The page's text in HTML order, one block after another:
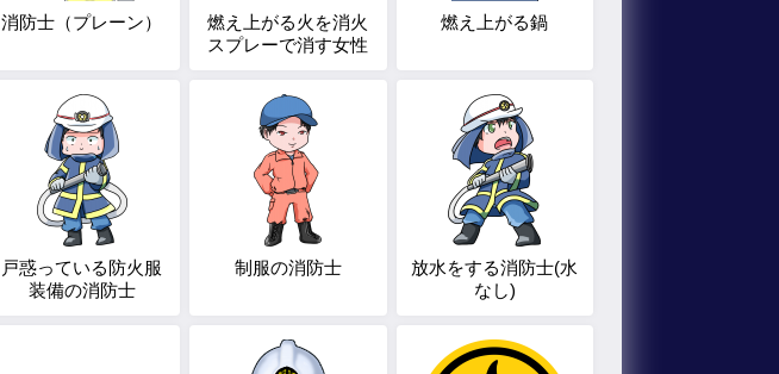
消防士（プレーン）
燃え上がる火を消火
スプレーで消す女性
燃え上がる鍋
戸惑っている防火服
装備の消防士
制服の消防士
放水をする消防士(水
なし)